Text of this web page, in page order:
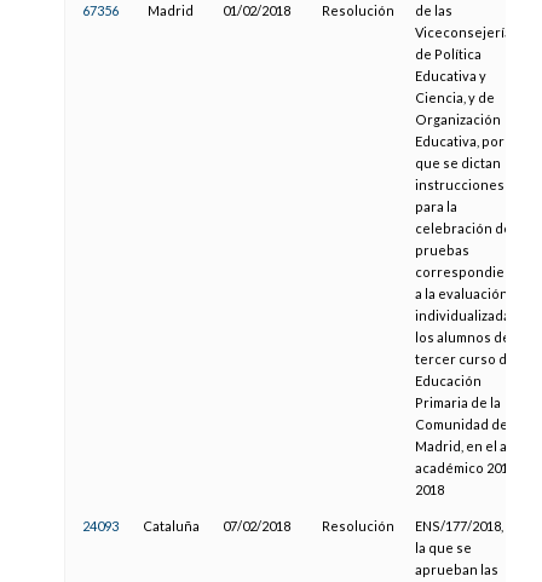
67356 Madrid 01/02/2018 Resolución
de las
Viceconsejerías
de Política
Educativa y
Ciencia, y de
Organización
Educativa, por la
que se dictan
instrucciones
para la
celebración de las
pruebas
correspondientes
a la evaluación
individualizada de
los alumnos de
tercer curso de
Educación
Primaria de la
Comunidad de
Madrid, en el año
académico 2017-
2018
24093 Cataluña 07/02/2018 Resolución
ENS/177/2018, por
la que se
aprueban las